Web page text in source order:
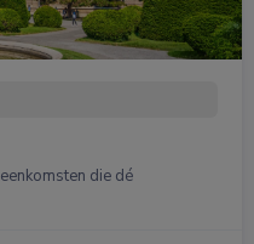
die dé